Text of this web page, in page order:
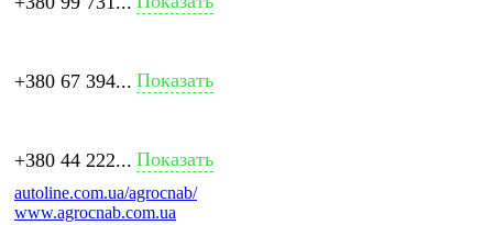
+380 67 394... Показать
+380 44 222... Показать
autoline.com.ua/agrocnab/
www.agrocnab.com.ua